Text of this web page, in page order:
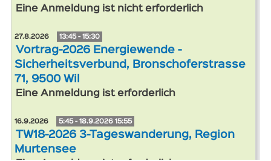
Eine Anmeldung ist nicht erforderlich
27.8.2026 13:45 - 15:30
Vortrag-2026 Energiewende -
Sicherheitsverbund, Bronschoferstrasse
71, 9500 Wil
Eine Anmeldung ist erforderlich
16.9.2026 5:45 - 18.9.2026 15:55
TW18-2026 3-Tageswanderung, Region
Murtensee